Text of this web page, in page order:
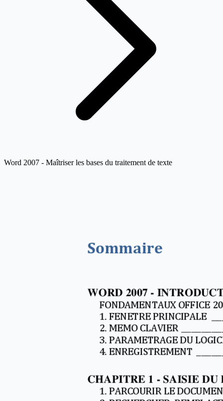
Word 2007 - Maîtriser les bases du traitement de texte